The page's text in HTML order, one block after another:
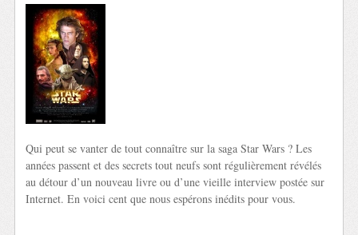
Qui peut se vanter de tout connaître sur la saga Star Wars ? Les
années passent et des secrets tout neufs sont régulièrement révélés
au détour d’un nouveau livre ou d’une vieille interview postée sur
Internet. En voici cent que nous espérons inédits pour vous.